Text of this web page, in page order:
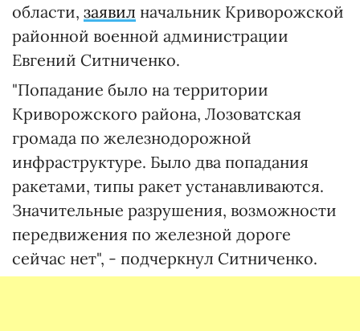
области, заявил начальник Криворожской
районной военной администрации
Евгений Ситниченко.
"Попадание было на территории
Криворожского района, Лозоватская
громада по железнодорожной
инфраструктуре. Было два попадания
ракетами, типы ракет устанавливаются.
Значительные разрушения, возможности
передвижения по железной дороге
сейчас нет", - подчеркнул Ситниченко.